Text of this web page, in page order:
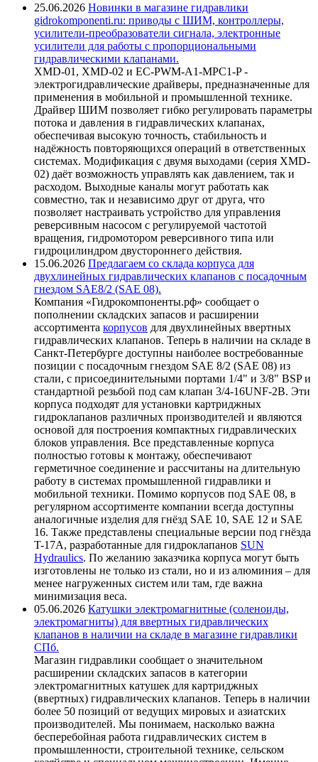
25.06.2026 Новинки в магазине гидравлики
gidrokomponenti.ru: приводы с ШИМ, контроллеры,
усилители-преобразователи сигнала, электронные
усилители для работы с пропорциональными
гидравлическими клапанами.
XMD-01, XMD-02 и EC-PWM-A1-MPC1-P -
электрогидравлические драйверы, предназначенные для
применения в мобильной и промышленной технике.
Драйвер ШИМ позволяет гибко регулировать параметры
потока и давления в гидравлических клапанах,
обеспечивая высокую точность, стабильность и
надёжность повторяющихся операций в ответственных
системах. Модификация с двумя выходами (серия XMD-
02) даёт возможность управлять как давлением, так и
расходом. Выходные каналы могут работать как
совместно, так и независимо друг от друга, что
позволяет настраивать устройство для управления
реверсивным насосом с регулируемой частотой
вращения, гидромотором реверсивного типа или
гидроцилиндром двустороннего действия.
15.06.2026 Предлагаем со склада корпуса для
двухлинейных гидравлических клапанов с посадочным
гнездом SAE8/2 (SAE 08).
Компания «Гидрокомпоненты.рф» сообщает о
пополнении складских запасов и расширении
ассортимента корпусов для двухлинейных ввертных
гидравлических клапанов. Теперь в наличии на складе в
Санкт-Петербурге доступны наиболее востребованные
позиции с посадочным гнездом SAE 8/2 (SAE 08) из
стали, с присоединительными портами 1/4" и 3/8" BSP и
стандартной резьбой под сам клапан 3/4-16UNF-2B. Эти
корпуса подходят для установки картриджных
гидроклапанов различных производителей и являются
основой для построения компактных гидравлических
блоков управления. Все представленные корпуса
полностью готовы к монтажу, обеспечивают
герметичное соединение и рассчитаны на длительную
работу в системах промышленной гидравлики и
мобильной техники. Помимо корпусов под SAE 08, в
регулярном ассортименте компании всегда доступны
аналогичные изделия для гнёзд SAE 10, SAE 12 и SAE
16. Также представлены специальные версии под гнёзда
T-17A, разработанные для гидроклапанов SUN
Hydraulics. По желанию заказчика корпуса могут быть
изготовлены не только из стали, но и из алюминия – для
менее нагруженных систем или там, где важна
минимизация веса.
05.06.2026 Катушки электромагнитные (соленоиды,
электромагниты) для ввертных гидравлических
клапанов в наличии на складе в магазине гидравлики
СПб.
Магазин гидравлики сообщает о значительном
расширении складских запасов в категории
электромагнитных катушек для картриджных
(ввертных) гидравлических клапанов. Теперь в наличии
более 50 позиций от ведущих мировых и азиатских
производителей. Мы понимаем, насколько важна
бесперебойная работа гидравлических систем в
промышленности, строительной технике, сельском